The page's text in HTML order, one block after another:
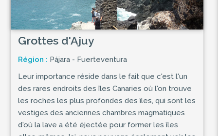
Grottes d'Ajuy
Région : Pájara - Fuerteventura
Leur importance réside dans le fait que c'est l'un
des rares endroits des îles Canaries où l'on trouve
les roches les plus profondes des îles, qui sont les
vestiges des anciennes chambres magmatiques
d'où la lave a été éjectée pour former les îles